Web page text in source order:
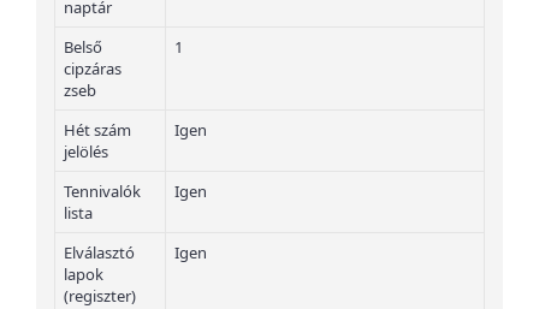
naptár
Belső
cipzáras
zseb
1
Hét szám
jelölés
Igen
Tennivalók
lista
Igen
Elválasztó
lapok
(regiszter)
Igen